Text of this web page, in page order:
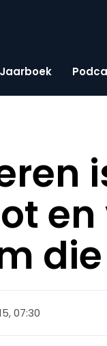
Jaarboek
07:30